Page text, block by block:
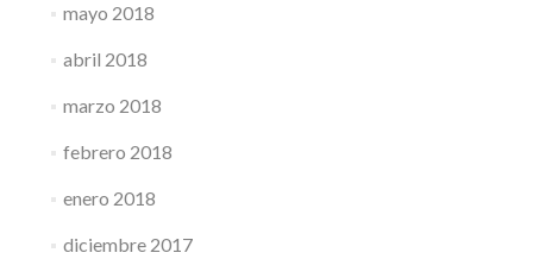
mayo 2018
abril 2018
marzo 2018
febrero 2018
enero 2018
diciembre 2017